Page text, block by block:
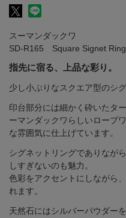
スーマンダックワ
SD-R165 Square Signet Ring
指先に宿る、上品な彩り。
少し小ぶりなスクエア型のシ
印台部分には細かく砕いたタ
ーマンダックワらしいロープ
な雰囲気に仕上げています。
シグネットリングでありなが
しすぎないのも魅力。
色彩をアクセントにしながら
れます。
天然石にはシルバーパウダー